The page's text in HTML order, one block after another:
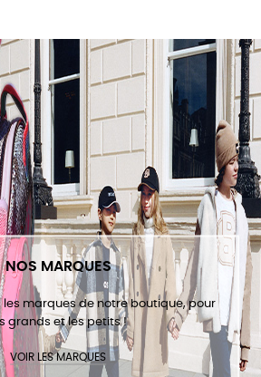
NOS MARQUES
les marques de notre boutique, pour
grands et les petits !
VOIR LES MARQUES